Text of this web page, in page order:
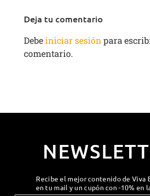
Deja tu comentario
Debeiniciar sesiónpara
comentario.
Recibe el mejor contenido de Viva
en tu mail y un cupón con -10% en